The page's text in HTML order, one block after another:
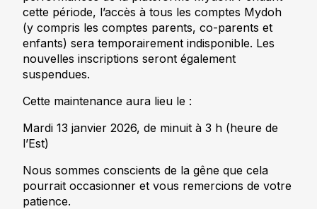
cette période, l’accès à tous les comptes Mydoh
(y compris les comptes parents, co-parents et
enfants) sera temporairement indisponible. Les
nouvelles inscriptions seront également
suspendues.
Cette maintenance aura lieu le :
Mardi 13 janvier 2026, de minuit à 3 h (heure de
l’Est)
Nous sommes conscients de la gêne que cela
pourrait occasionner et vous remercions de votre
patience.